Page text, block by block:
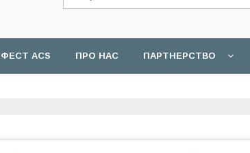
ACS ПРО НАС ПАРТНЕРСТВО